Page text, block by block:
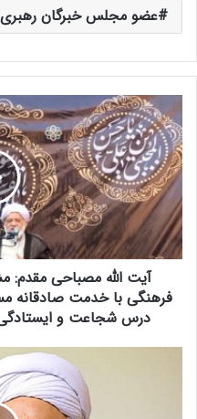
عضو مجلس خبرگان رهبری
ی
ت
ا
ل
ل
ه
م
ص
م
آیت الله مصباحی مقدم:
فرهنگی با خدمت صادقانه
درس شجاعت و ایستادگی